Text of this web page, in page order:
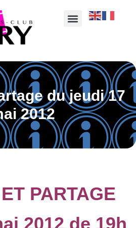
du jeudi 17
2012
PARTAGE